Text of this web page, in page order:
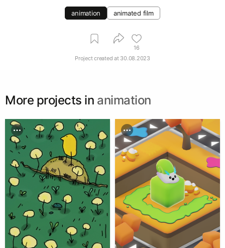
animation animated film
16
Project created at 30.08.2023
More projects in animation